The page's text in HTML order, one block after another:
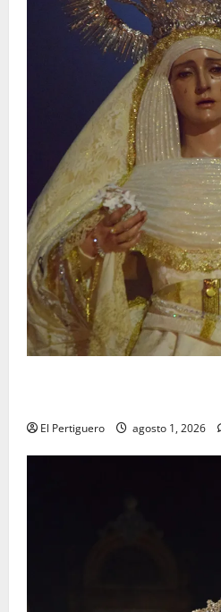
El Pertiguero agosto 1, 2026